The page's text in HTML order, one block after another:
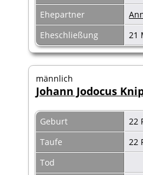
Ehepartner
Eheschließung
21
männlich
Johann Jodocus
Geburt 22
Taufe
22
Tod